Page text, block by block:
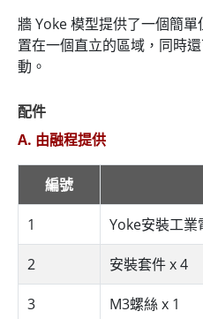
牆 Yoke 模型提供了一個簡
置在一個直立的區域，同時
動。
配件
A. 由融程提供
編號
1 Yoke安裝工業
2 安裝套件 x 4
3 M3螺絲 x 1